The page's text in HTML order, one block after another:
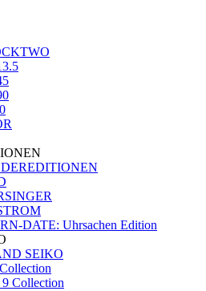
DATE: Uhrsachen Edition
SEIKO
Collection